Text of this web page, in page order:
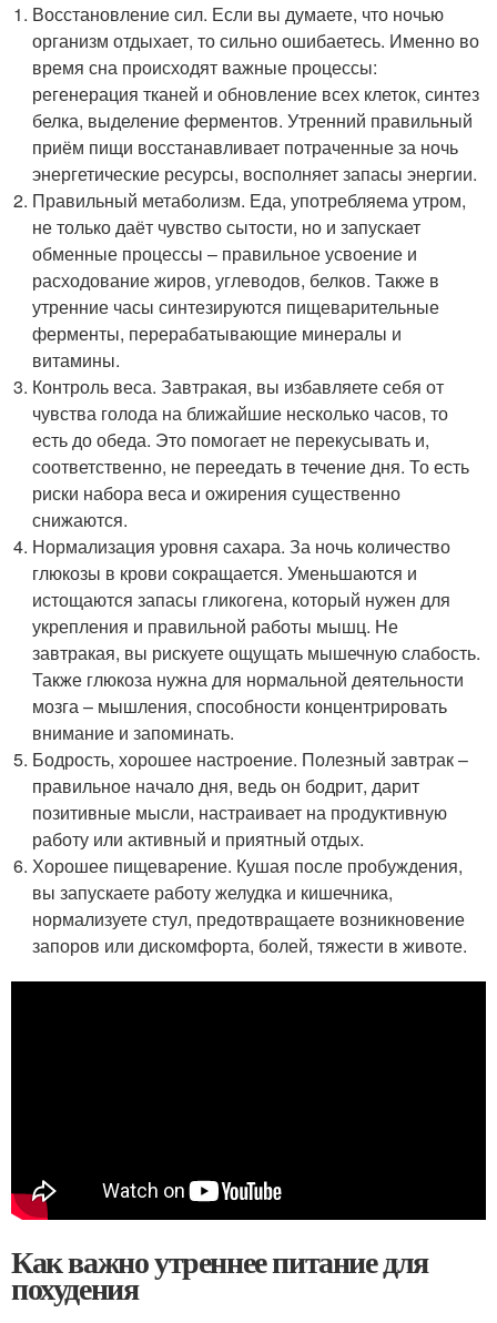
Восстановление сил. Если вы думаете, что ночью
организм отдыхает, то сильно ошибаетесь. Именно во
время сна происходят важные процессы:
регенерация тканей и обновление всех клеток, синтез
белка, выделение ферментов. Утренний правильный
приём пищи восстанавливает потраченные за ночь
энергетические ресурсы, восполняет запасы энергии.
Правильный метаболизм. Еда, употребляема утром,
не только даёт чувство сытости, но и запускает
обменные процессы – правильное усвоение и
расходование жиров, углеводов, белков. Также в
утренние часы синтезируются пищеварительные
ферменты, перерабатывающие минералы и
витамины.
Контроль веса. Завтракая, вы избавляете себя от
чувства голода на ближайшие несколько часов, то
есть до обеда. Это помогает не перекусывать и,
соответственно, не переедать в течение дня. То есть
риски набора веса и ожирения существенно
снижаются.
Нормализация уровня сахара. За ночь количество
глюкозы в крови сокращается. Уменьшаются и
истощаются запасы гликогена, который нужен для
укрепления и правильной работы мышц. Не
завтракая, вы рискуете ощущать мышечную слабость.
Также глюкоза нужна для нормальной деятельности
мозга – мышления, способности концентрировать
внимание и запоминать.
Бодрость, хорошее настроение. Полезный завтрак –
правильное начало дня, ведь он бодрит, дарит
позитивные мысли, настраивает на продуктивную
работу или активный и приятный отдых.
Хорошее пищеварение. Кушая после пробуждения,
вы запускаете работу желудка и кишечника,
нормализуете стул, предотвращаете возникновение
запоров или дискомфорта, болей, тяжести в животе.
Как важно утреннее питание для
похудения